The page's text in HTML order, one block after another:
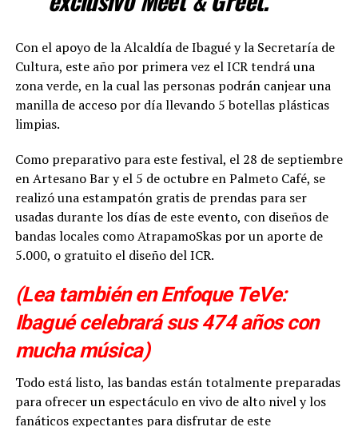
Con el apoyo de la Alcaldía de Ibagué y la Secretaría de
Cultura, este año por primera vez el ICR tendrá una
zona verde, en la cual las personas podrán canjear una
manilla de acceso por día llevando 5 botellas plásticas
limpias.
Como preparativo para este festival, el 28 de septiembre
en Artesano Bar y el 5 de octubre en Palmeto Café, se
realizó una estampatón gratis de prendas para ser
usadas durante los días de este evento, con diseños de
bandas locales como AtrapamoSkas por un aporte de
5.000, o gratuito el diseño del ICR.
(Lea también en Enfoque TeVe:
Ibagué celebrará sus 474 años con
mucha música)
Todo está listo, las bandas están totalmente preparadas
para ofrecer un espectáculo en vivo de alto nivel y los
fanáticos expectantes para disfrutar de este